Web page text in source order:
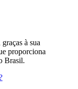
à sua
proporciona
Brasil.